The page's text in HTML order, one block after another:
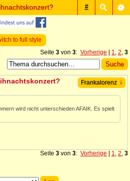
#
to full style
Seite 3 von 3: Vorherige 1, 2, 3
Frankalorenz ↓
wird nicht unterschieden AFAIK. Es spielt
Seite 3 von 3: Vorherige 1, 2, 3